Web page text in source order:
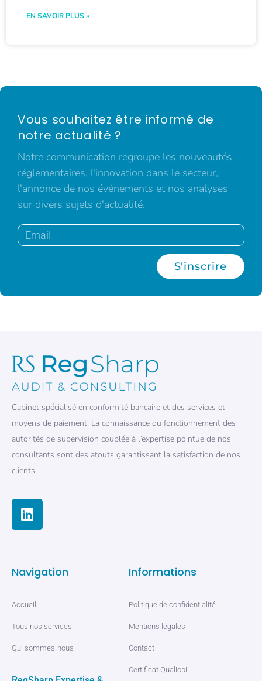
EN SAVOIR PLUS »
Vous souhaitez être informé de
notre actualité ?
Notre communication regroupe les nouveautés
réglementaires, l'innovation dans le secteur,
l'annonce de nos événements et nos analyses
sur divers sujets d'actualité.
S'inscrire
Cabinet spécialisé en conformité bancaire et des services et
moyens de paiement. La connaissance du fonctionnement des
autorités de supervision couplée à l’expertise pointue de nos
consultants sont des atouts garantissant la satisfaction de nos
clients
Navigation
Accueil
Tous nos services
Qui sommes-nous
Informations
Politique de confidentialité
Mentions légales
Contact
Certificat Qualiopi